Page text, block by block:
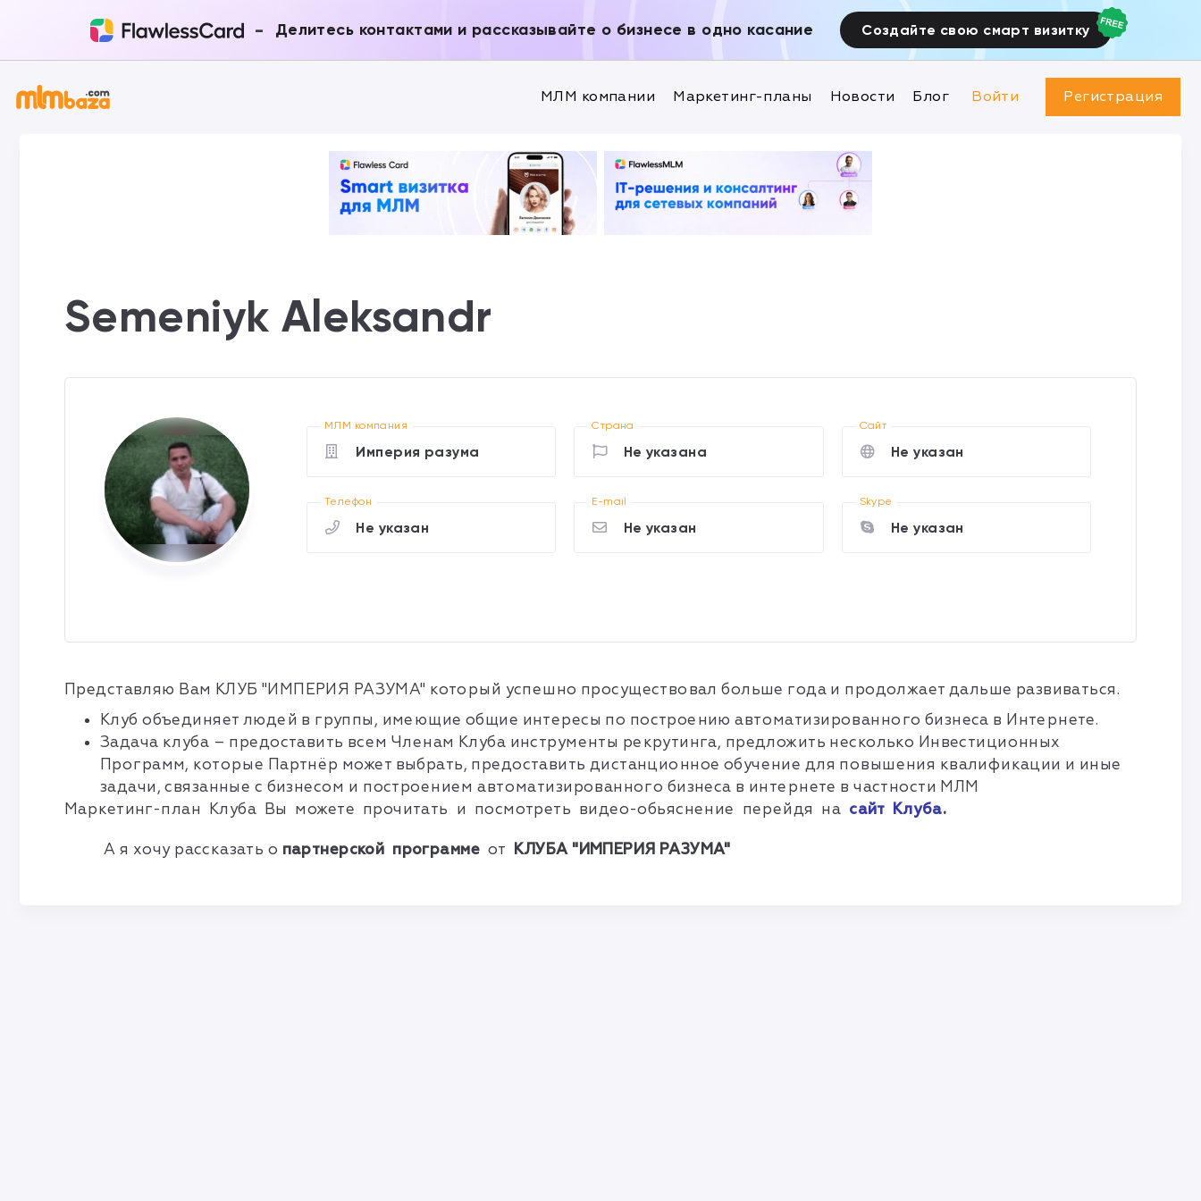
- Делитесь контактами и рассказывайте о бизнесе в одно касание Создайте свою смарт визитку
МЛМ компании Маркетинг-планы Новости Блог Войти Регистрация
Semeniyk Aleksandr
МЛМ компания
Империя разума
Страна
Не указана
Cайт
Не указан
Телефон
Не указан
E-mail
Не указан
Skype
Не указан
Представляю Вам КЛУБ "ИМПЕРИЯ РАЗУМА" который успешно просуществовал больше года и продолжает дальше развиваться.
Клуб объединяет людей в группы, имеющие общие интересы по построению автоматизированного бизнеса в Интернете.
Задача клуба – предоставить всем Членам Клуба инструменты рекрутинга, предложить несколько Инвестиционных
Программ, которые Партнёр может выбрать, предоставить дистанционное обучение для повышения квалификации и иные
задачи, связанные с бизнесом и построением автоматизированного бизнеса в интернете в частности МЛМ
Маркетинг-план Клуба Вы можете прочитать и посмотреть видео-обьяснение перейдя на сайт Клуба.
А я хочу рассказать о партнерской программеот КЛУБА "ИМПЕРИЯ РАЗУМА"